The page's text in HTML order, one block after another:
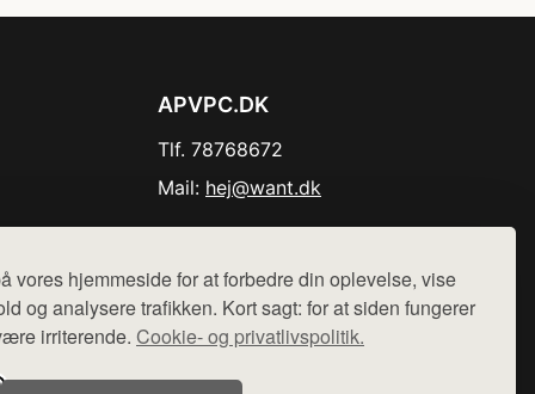
vores hjemmeside for at forbedre din oplevelse, vise
og analysere trafikken. Kort sagt: for at siden fungerer
irriterende. Cookie- og privatlivspolitik.
APVPC.DK
Tlf. 78768672
Mail: hej@want.dk
sælges ikke varer fra denne side - vi henviser til de shops,